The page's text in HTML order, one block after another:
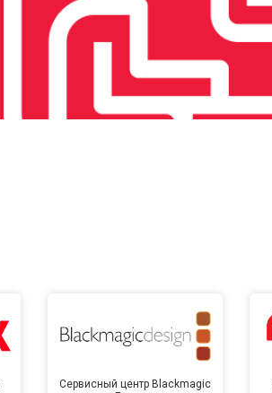
Сервисный центр Blackmagic